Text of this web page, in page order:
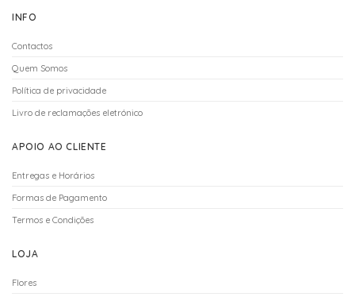
INFO
Contactos
Quem Somos
Política de privacidade
Livro de reclamações eletrónico
APOIO AO CLIENTE
Entregas e Horários
Formas de Pagamento
Termos e Condições
LOJA
Flores